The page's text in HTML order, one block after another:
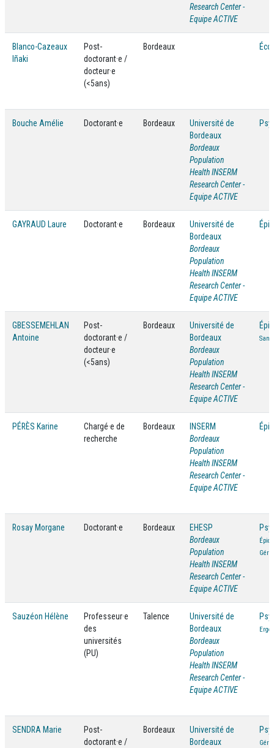
Research Center -
Equipe ACTIVE
Blanco-Cazeaux
Iñaki
Post-
doctorant·e /
docteur·e
(<5ans)
Bordeaux
Bouche Amélie Doctorant·e Bordeaux
Université de
Bordeaux
Bordeaux
Population
Health INSERM
Research Center -
Equipe ACTIVE
GAYRAUD Laure Doctorant·e Bordeaux
Université de
Bordeaux
Bordeaux
Population
Health INSERM
Research Center -
Equipe ACTIVE
GBESSEMEHLAN
Antoine
Post-
doctorant·e /
docteur·e
(<5ans)
Bordeaux
Université de
Bordeaux
Bordeaux
Population
Health INSERM
Research Center -
Equipe ACTIVE
PÉRÈS Karine
Chargé·e de
recherche
Bordeaux
INSERM
Bordeaux
Population
Health INSERM
Research Center -
Equipe ACTIVE
Rosay Morgane Doctorant·e Bordeaux
EHESP
Bordeaux
Population
Health INSERM
Research Center -
Equipe ACTIVE
Sauzéon Hélène
Professeur·e
des
universités
(PU)
Talence
Université de
Bordeaux
Bordeaux
Population
Health INSERM
Research Center -
Equipe ACTIVE
SENDRA Marie
Post-
doctorant·e /
Bordeaux
Université de
Bordeaux